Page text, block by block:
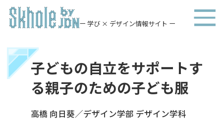
ー 学び × デザイン情報サイト ー
子どもの自立をサポートす
る親子のための子ども服
高橋 向日葵／デザイン学部 デザイン学科